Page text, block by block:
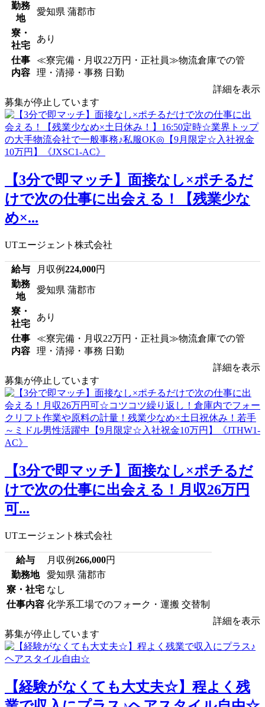
勤務
地
愛知県 蒲郡市
寮・
社宅
あり
仕事
内容
≪寮完備・月収22万円・正社員≫物流倉庫での管
理・清掃・事務 日勤
詳細を表示
募集が停止しています
【3分で即マッチ】面接なし×ポチるだ
けで次の仕事に出会える！【残業少な
め×...
UTエージェント株式会社
給与 月収例224,000円
勤務
地
愛知県 蒲郡市
寮・
社宅
あり
仕事
内容
≪寮完備・月収22万円・正社員≫物流倉庫での管
理・清掃・事務 日勤
詳細を表示
募集が停止しています
【3分で即マッチ】面接なし×ポチるだ
けで次の仕事に出会える！月収26万円
可...
UTエージェント株式会社
給与 月収例266,000円
勤務地
愛知県 蒲郡市
寮・社宅 なし
仕事内容 化学系工場でのフォーク・運搬 交替制
詳細を表示
募集が停止しています
【経験がなくても大丈夫☆】程よく残